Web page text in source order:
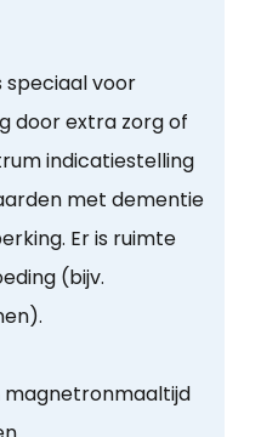
speciaal voor
door extra zorg of
indicatiestelling
met dementie
Er is ruimte
(bijv.
magnetronmaaltijd